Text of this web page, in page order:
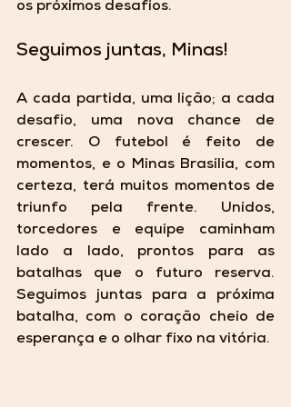
os próximos desafios.
Seguimos juntas, Minas!
A cada partida, uma lição; a cada
desafio, uma nova chance de
crescer. O futebol é feito de
momentos, e o Minas Brasília, com
certeza, terá muitos momentos de
triunfo pela frente. Unidos,
torcedores e equipe caminham
lado a lado, prontos para as
batalhas que o futuro reserva.
Seguimos juntas para a próxima
batalha, com o coração cheio de
esperança e o olhar fixo na vitória.